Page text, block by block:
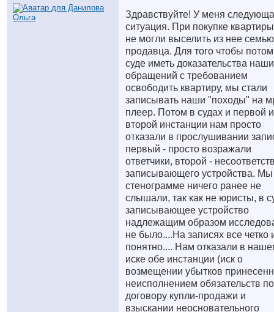
Здравствуйте! У меня
ситуация. При покупке
не могли выселить из нее семью
продавца. Для того чтобы
суде иметь доказательства
обращений с требованием
освободить квартиру, мы стали
записывать наши "походы" на
плеер. Потом в судах и первой и
второй инстанции нам просто
отказали в прослушивании
первый - просто возражали
ответчики, второй -
записывающего устройства.
стенограмме ничего ранее не
слышали, так как не юристы, в
записывающее устройство
надлежащим образом
не было....На записях все четко
понятно.... Нам отказали в
иске обе инстанции (иск о
возмещении убытков
неисполнением обязательств по
договору купли-продажи и
взыскании неосновательного